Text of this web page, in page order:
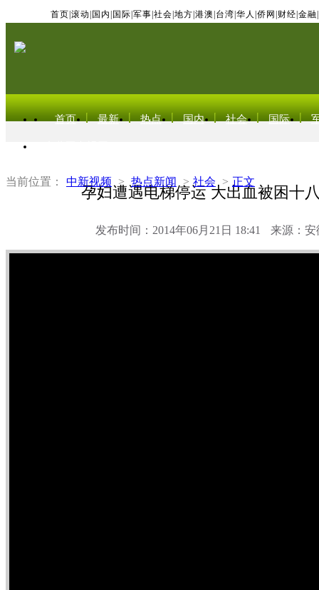
首页 滚动 国内 国际 军事 社会 地方 港澳 台湾 华人 侨网 财经 金融
首页 最新 热点 国内 社会 国际
当前位置： 中新视频 > 热点新闻 > 社会 > 正文
孕妇遭遇电梯停运 大出血被困十
发布时间：2014年06月21日 18:41 来源：安